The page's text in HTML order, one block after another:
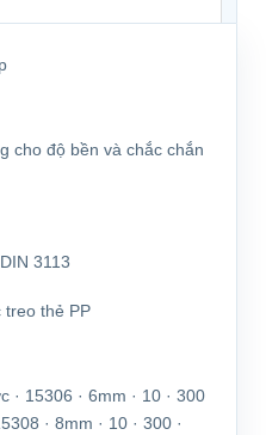
cho độ bền và chắc chắn
3113
treo thẻ PP
· 15306 · 6mm · 10 · 300
· 8mm · 10 · 300 ·